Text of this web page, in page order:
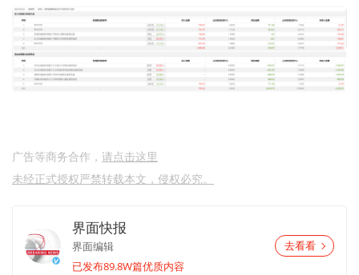
广告等商务合作， 请点击这里
未经正式授权严禁转载本文，侵权必究。
界面快报
界面编辑
已发布89.8W篇优质内容
去看看